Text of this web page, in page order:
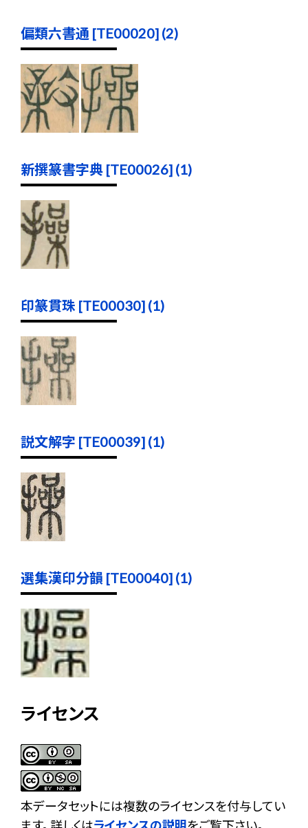
偏類六書通 [TE00020] (2)
新撰篆書字典 [TE00026] (1)
印篆貫珠 [TE00030] (1)
説文解字 [TE00039] (1)
選集漢印分韻 [TE00040] (1)
ライセンス
本データセットには複数のライセンスを付与してい